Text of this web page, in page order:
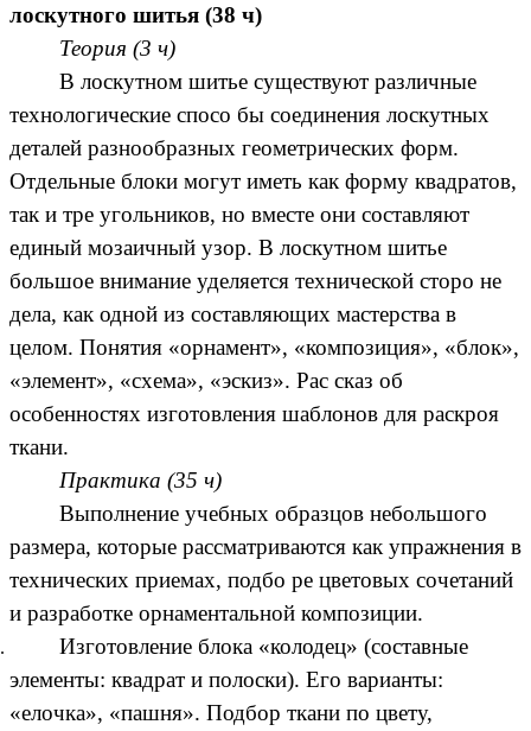
лоскутного шитья (38 ч)
Теория (3 ч)
В лоскутном шитье существуют различные
технологические спосо бы соединения лоскутных
деталей разнообразных геометрических форм.
Отдельные блоки могут иметь как форму квадратов,
так и тре угольников, но вместе они составляют
единый мозаичный узор. В лоскутном шитье
большое внимание уделяется технической сторо не
дела, как одной из составляющих мастерства в
целом. Понятия «орнамент», «композиция», «блок»,
«элемент», «схема», «эскиз». Рас сказ об
особенностях изготовления шаблонов для раскроя
ткани.
Практика (35 ч)
Выполнение учебных образцов небольшого
размера, которые рассматриваются как упражнения в
технических приемах, подбо ре цветовых сочетаний
и разработке орнаментальной композиции.
Изготовление блока «колодец» (составные
элементы: квадрат и полоски). Его варианты:
«елочка», «пашня». Подбор ткани по цвету,